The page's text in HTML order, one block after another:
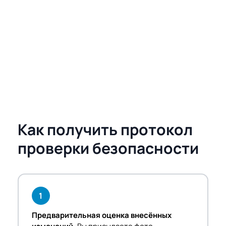
Как получить протокол
проверки безопасности
1
Предварительная оценка внесённых